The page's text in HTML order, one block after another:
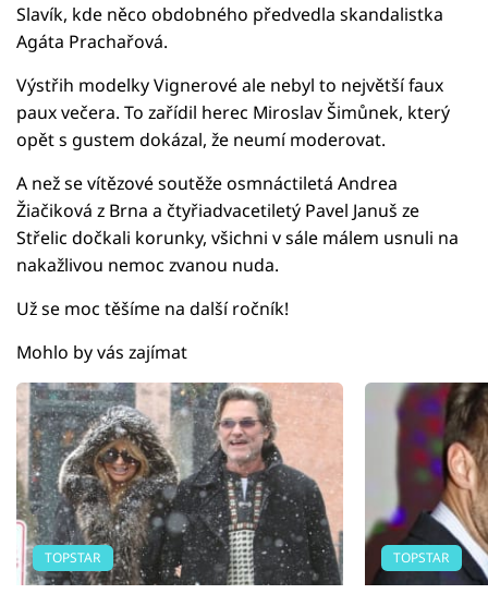
Slavík, kde něco obdobného předvedla skandalistka
Agáta Prachařová.
Výstřih modelky Vignerové ale nebyl to největší faux
paux večera. To zařídil herec Miroslav Šimůnek, který
opět s gustem dokázal, že neumí moderovat.
A než se vítězové soutěže osmnáctiletá Andrea
Žiačiková z Brna a čtyřiadvacetiletý Pavel Januš ze
Střelic dočkali korunky, všichni v sále málem usnuli na
nakažlivou nemoc zvanou nuda.
Už se moc těšíme na další ročník!
Mohlo by vás zajímat
TOPSTAR TOPSTAR